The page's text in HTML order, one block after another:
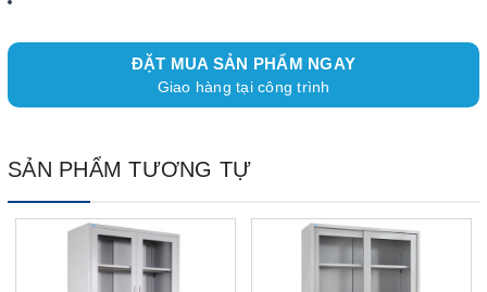
ĐẶT MUA SẢN PHẨM NGAY
Giao hàng tại công trình
SẢN PHẨM TƯƠNG TỰ